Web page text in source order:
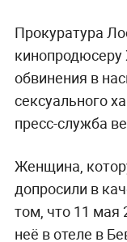
Прокуратура
обвинения в
сексуального
пресс-служба
Женщина,
допросили в
том, что 11 мая
неё в отеле в